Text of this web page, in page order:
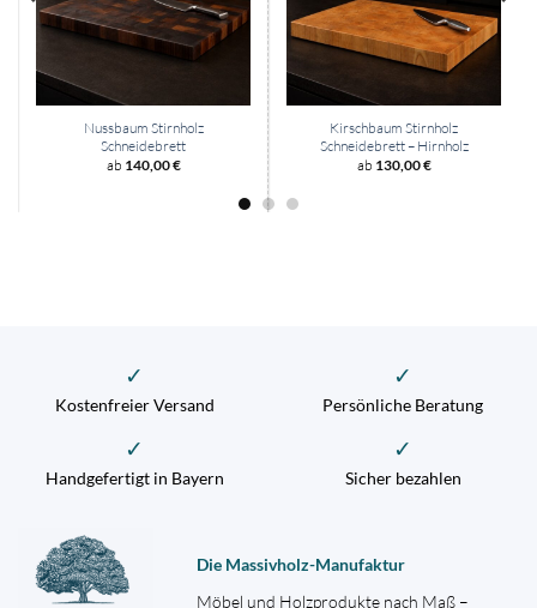
Nussbaum Stirnholz
Schneidebrett
ab 140,00€
Kirschbaum Stirnholz
Schneidebrett – Hirnholz
ab 130,00€
✓
Kostenfreier Versand
✓
Persönliche Beratung
✓
Handgefertigt in Bayern
✓
Sicher bezahlen
Die Massivholz-Manufaktur
Möbel und Holzprodukte nach Maß –